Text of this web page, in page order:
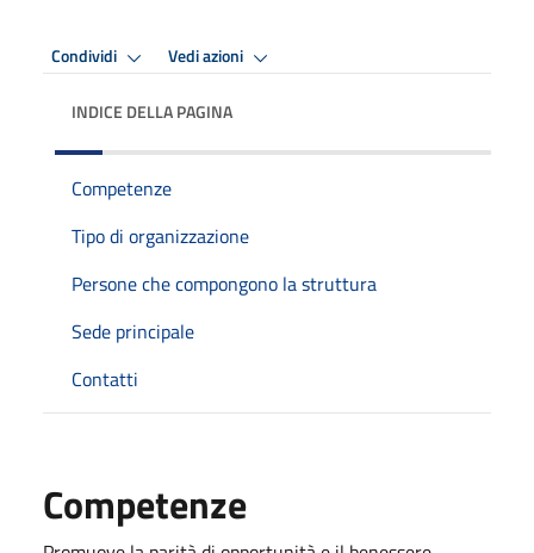
Condividi Vedi azioni
INDICE DELLA PAGINA
Competenze
Tipo di organizzazione
Persone che compongono la struttura
Sede principale
Contatti
Competenze